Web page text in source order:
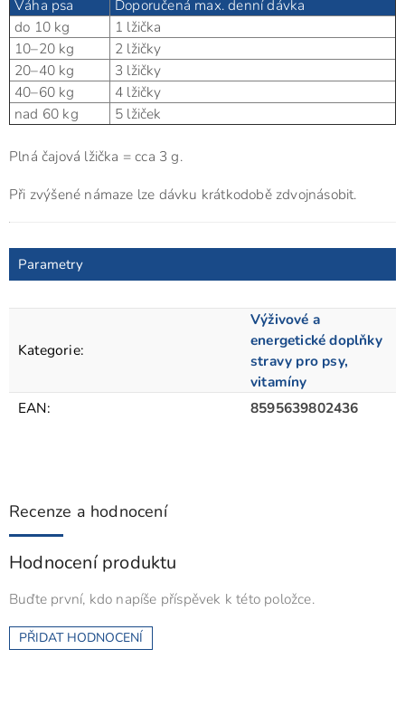
Váha psa
Doporučená max. denní dávka
do 10 kg
1 lžička
10–20 kg
2 lžičky
20–40 kg
3 lžičky
40–60 kg
4 lžičky
nad 60 kg
5 lžiček
Plná čajová lžička = cca 3 g.
Při zvýšené námaze lze dávku krátkodobě zdvojnásobit.
Parametry
Kategorie:
Výživové a
energetické doplňky
stravy pro psy,
vitamíny
EAN: 8595639802436
Recenze a hodnocení
Hodnocení produktu
Buďte první, kdo napíše příspěvek k této položce.
PŘIDAT HODNOCENÍ